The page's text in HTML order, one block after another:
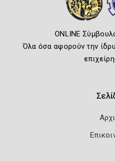
ONLINE
Όλα όσα αφορούν την